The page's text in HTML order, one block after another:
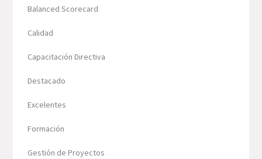
Balanced Scorecard
Calidad
Capacitación Directiva
Destacado
Excelentes
Formación
Gestión de Proyectos